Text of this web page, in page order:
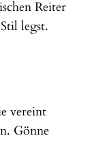
Reiter
legst.
vereint
Gönne